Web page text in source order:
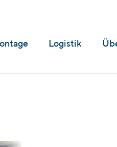
Logistik